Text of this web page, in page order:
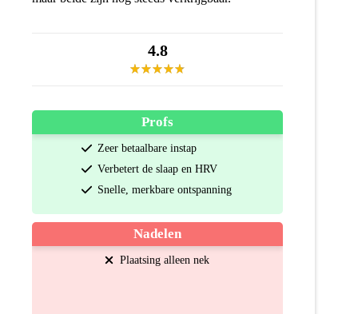
4.8
Profs
Zeer betaalbare instap
Verbetert de slaap en HRV
Snelle, merkbare ontspanning
Nadelen
Plaatsing alleen nek